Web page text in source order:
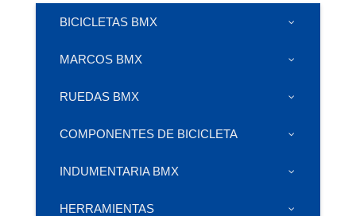
BICICLETAS BMX
MARCOS BMX
RUEDAS BMX
COMPONENTES DE BICICLETA
INDUMENTARIA BMX
HERRAMIENTAS